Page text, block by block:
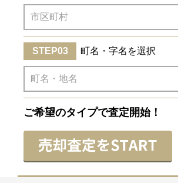
町名・字名を選択
ご希望のタイプで査定開始！